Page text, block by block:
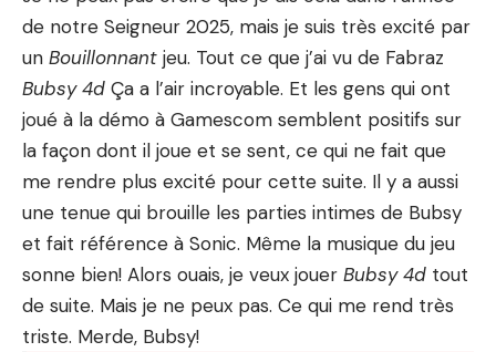
de notre Seigneur 2025, mais je suis très excité par
un Bouillonnant jeu. Tout ce que j’ai vu de Fabraz
Bubsy 4d Ça a l’air incroyable. Et les gens qui ont
joué à la démo à Gamescom semblent positifs sur
la façon dont il joue et se sent, ce qui ne fait que
me rendre plus excité pour cette suite. Il y a aussi
une tenue qui brouille les parties intimes de Bubsy
et fait référence à Sonic. Même la musique du jeu
sonne bien! Alors ouais, je veux jouer Bubsy 4d tout
de suite. Mais je ne peux pas. Ce qui me rend très
triste. Merde, Bubsy!